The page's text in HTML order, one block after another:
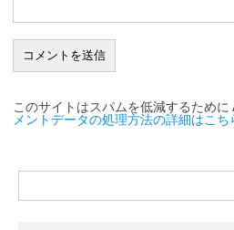
このサイトはスパムを低減するために
メントデータの処理方法の詳細はこ
索: